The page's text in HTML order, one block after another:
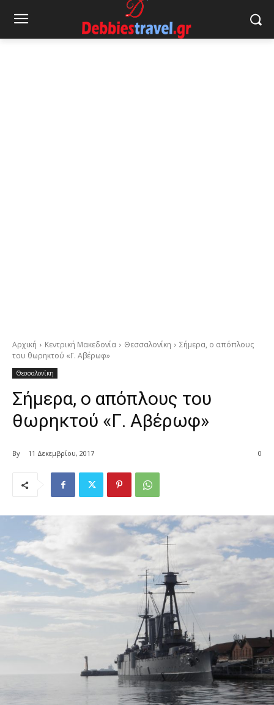
Αρχική Κεντρική Μακεδονία Θεσσαλονίκη
Σήμερα, ο απόπλους
του θωρηκτού «Γ. Αβέρωφ»
Θεσσαλονίκη
Σήμερα, ο απόπλους του
θωρηκτού «Γ. Αβέρωφ»
By 11 Δεκεμβρίου, 2017 0